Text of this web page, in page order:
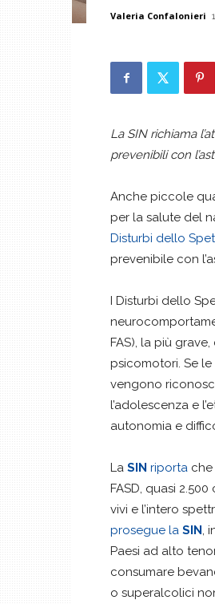
Valeria Confalonieri
La SIN richiama
prevenibili con
Anche piccole
per la salute del
Disturbi dello
prevenibile con
I Disturbi dello
FAS), la più
psicomotori. Se
vengono
l’adolescenza e
autonomia e
La SIN riporta
FASD, quasi
vivi e l’intero
prosegue la SIN,
Paesi ad alto
consumare
o superalcolici